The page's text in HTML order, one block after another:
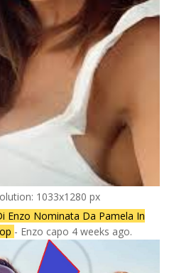
1033x1280 px
Enzo Nominata Da Pamela In
- Enzo capo 4 weeks ago.